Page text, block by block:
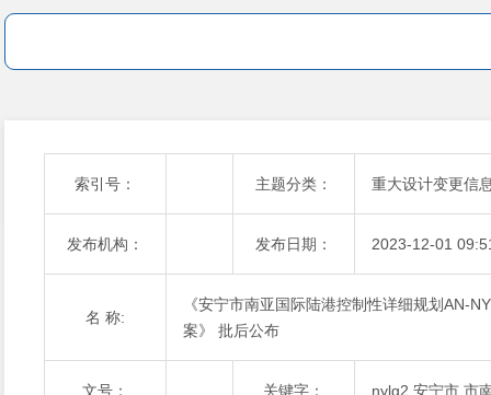
索引号： 主题分类： 重大设计变更信
发布机构： 发布日期： 2023-12-01
名 称:
《安宁市南亚国际陆港控制性详细规划AN-
案》 批后公布
文号： 关键字： nylg2,安宁市,市